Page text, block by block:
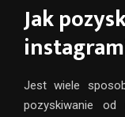
Jak
Jest wiele
pozyskiwanie